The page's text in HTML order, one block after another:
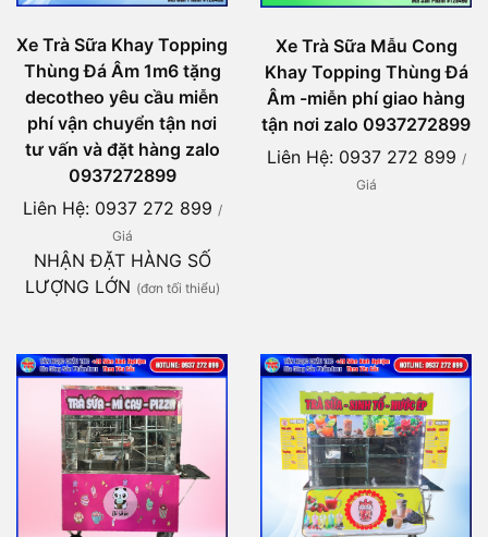
Xe Trà Sữa Khay Topping
Thùng Đá Âm 1m6 tặng
decotheo yêu cầu miễn
phí vận chuyển tận nơi
tư vấn và đặt hàng zalo
0937272899
Liên Hệ: 0937 272 899 /
Giá
NHẬN ĐẶT HÀNG SỐ
LƯỢNG LỚN (đơn tối thiểu)
Xe Trà Sữa Mẫu Cong
Khay Topping Thùng Đá
Âm -miễn phí giao hàng
tận nơi zalo 0937272899
Liên Hệ: 0937 272 899 /
Giá